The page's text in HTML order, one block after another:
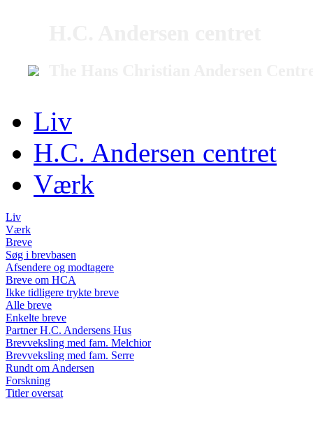
Liv
H.C. Andersen centret
Værk
Liv
Værk
Breve
Søg i brevbasen
Afsendere og modtagere
Breve om HCA
Ikke tidligere trykte breve
Alle breve
Enkelte breve
Partner H.C. Andersens Hus
Brevveksling med fam. Melchior
Brevveksling med fam. Serre
Rundt om Andersen
Forskning
Titler oversat